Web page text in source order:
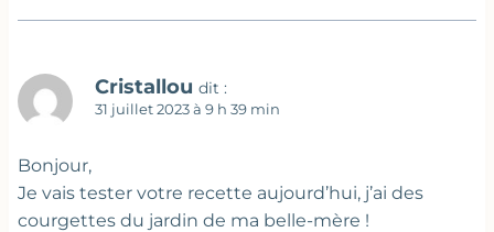
Cristallou dit :
31 juillet 2023 à 9 h 39 min
Bonjour,
Je vais tester votre recette aujourd’hui, j’ai des
courgettes du jardin de ma belle-mère !